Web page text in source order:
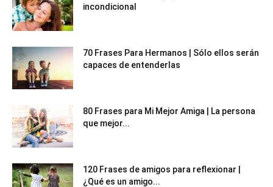
incondicional
70 Frases Para Hermanos | Sólo ellos serán
capaces de entenderlas
80 Frases para Mi Mejor Amiga | La persona
que mejor...
120 Frases de amigos para reflexionar |
¿Qué es un amigo...